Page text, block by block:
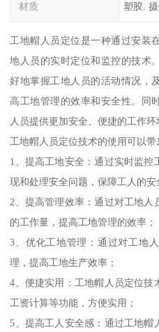
材质 塑胶.
工地帽人员定位是一种通过安装
地人员的实时定位和监控的技术
好地掌握工地人员的活动情况，
高工地管理的效率和安全性。同
人员提供更加安全、便捷的工作环
工地帽人员定位技术的使用可以带
1、提高工地安全：通过实时监
现和处理安全问题，保障工人的安
2、提高管理效率：通过对工地
的工作量，提高工地管理的效率；
3、优化工地管理：通过对工地
理，提高工地生产效率；
4、便捷实用：工地帽人员定位技
工资计算等功能，方便实用；
5、提高工人安全感：通过工地帽